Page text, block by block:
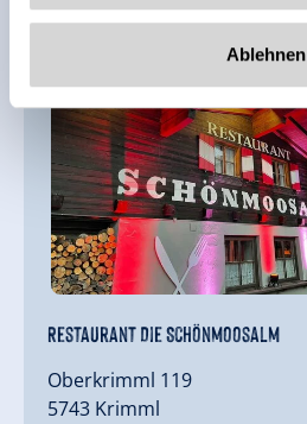
Ablehnen
Restaurant Die Schönmoosalm
Oberkrimml 119
5743 Krimml